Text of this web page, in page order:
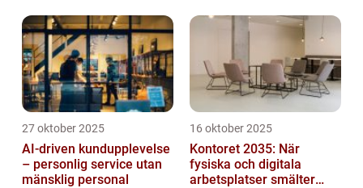
fantas...
27 oktober 2025
AI-driven kundupplevelse
– personlig service utan
mänsklig personal
16 oktober 2025
Kontoret 2035: När
fysiska och digitala
arbetsplatser smälter